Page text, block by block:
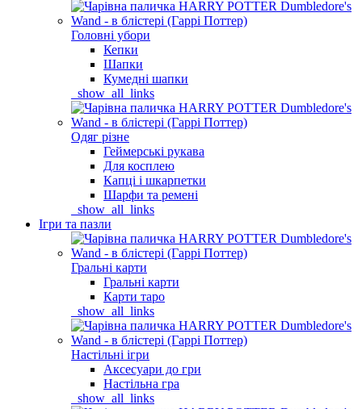
Головні убори
Кепки
Шапки
Кумедні шапки
_show_all_links
Одяг різне
Геймерські рукава
Для косплею
Капці і шкарпетки
Шарфи та ремені
_show_all_links
Ігри та пазли
Гральні карти
Гральні карти
Карти таро
_show_all_links
Настільні ігри
Аксесуари до гри
Настільна гра
_show_all_links